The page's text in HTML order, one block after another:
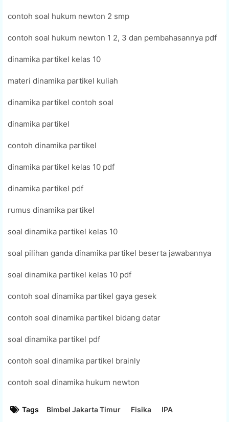
contoh soal hukum newton 2 smp
contoh soal hukum newton 1 2, 3 dan pembahasannya pdf
dinamika partikel kelas 10
materi dinamika partikel kuliah
dinamika partikel contoh soal
dinamika partikel
contoh dinamika partikel
dinamika partikel kelas 10 pdf
dinamika partikel pdf
rumus dinamika partikel
soal dinamika partikel kelas 10
soal pilihan ganda dinamika partikel beserta jawabannya
soal dinamika partikel kelas 10 pdf
contoh soal dinamika partikel gaya gesek
contoh soal dinamika partikel bidang datar
soal dinamika partikel pdf
contoh soal dinamika partikel brainly
contoh soal dinamika hukum newton
Tags Bimbel Jakarta Timur Fisika IPA